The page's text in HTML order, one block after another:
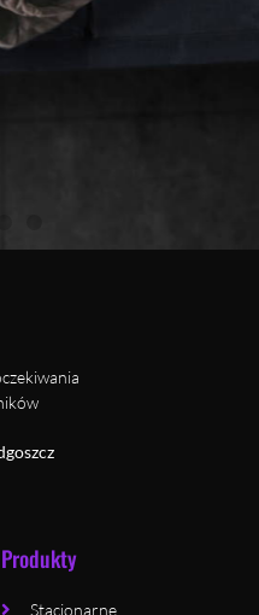
Produkty
Stacjonarne